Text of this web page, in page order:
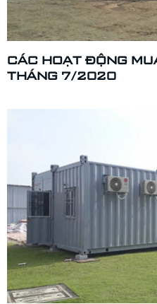
CÁC HOẠT ĐỘNG
THÁNG 7/2020